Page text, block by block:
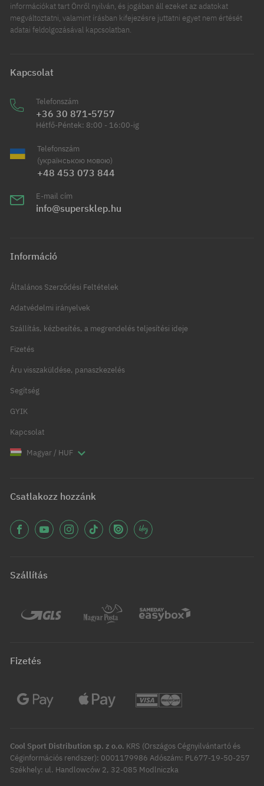
információkat tart Önről nyilván, és jogában áll ezeket az adatokat
megváltoztatni, valamint írásban kifejezésre juttatni egyet nem értését
adatai feldolgozásával kapcsolatban.
Kapcsolat
Telefonszám
+36 30 871-5757
Hétfő-Péntek: 8:00 - 16:00-ig
Telefonszám
(українською мовою)
+48 453 073 844
E-mail cím
info@supersklep.hu
Információ
Általános Szerződési Feltételek
Adatvédelmi irányelvek
Szállítás, kézbesítés, a megrendelés teljesítési ideje
Fizetés
Áru visszaküldése, panaszkezelés
Segítség
GYIK
Kapcsolat
Magyar / HUF
Csatlakozz hozzánk
Szállítás
Fizetés
Cool Sport Distribution sp. z o.o. KRS (Országos Cégnyilvántartó és
Céginformációs rendszer): 0001179986 Adószám: PL677-19-50-257
Székhely: ul. Handlowców 2, 32-085 Modlniczka